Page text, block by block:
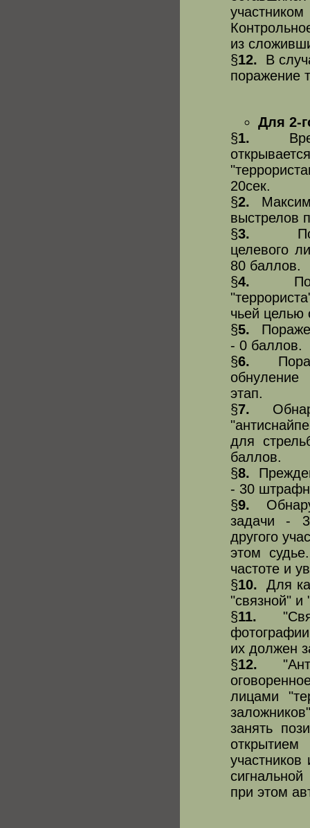
из
§12. В
поражение
Для 2-
§1.
20сек.
§2.
выстрелов
§3.
целевого
80 баллов.
§4.
чьей целью
§5.
- 0 баллов.
§6.
этап.
§7.
для
баллов.
§8.
- 30
§9.
задачи -
другого
этом
частоте и
§10. Для
"связной" и
§11.
их должен
§12.
лицами
занять
при этом